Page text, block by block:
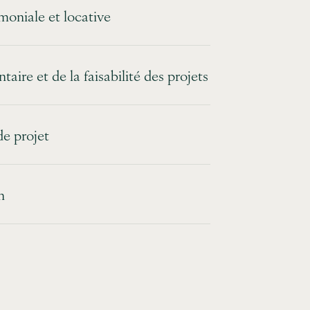
et locative
et de la faisabilité des projets
projet